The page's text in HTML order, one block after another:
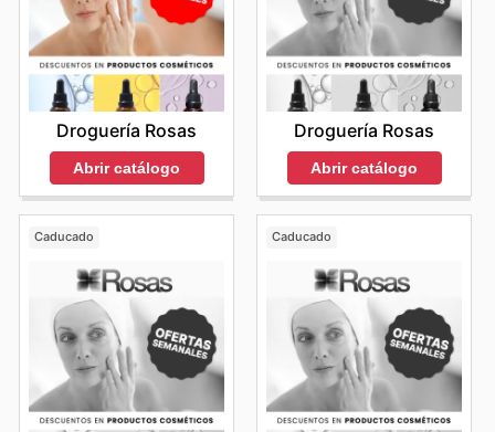
Droguería Rosas
Abrir catálogo
Droguería Rosas
Abrir catálogo
Caducado Caducado